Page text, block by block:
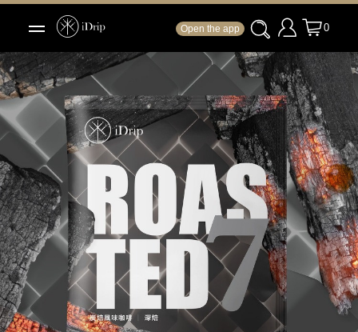
Open the app 0